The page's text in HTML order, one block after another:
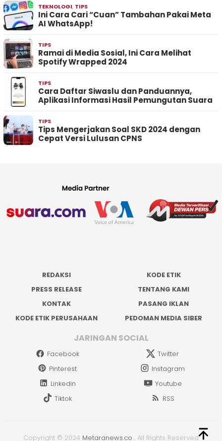
TEKNOLOGI, TIPS
Ini Cara Cari “Cuan” Tambahan Pakai Meta
AI WhatsApp!
TIPS
Ramai di Media Sosial, Ini Cara Melihat
Spotify Wrapped 2024
TIPS
Cara Daftar Siwaslu dan Panduannya,
Aplikasi Informasi Hasil Pemungutan Suara
TIPS
Tips Mengerjakan Soal SKD 2024 dengan
Cepat Versi Lulusan CPNS
REDAKSI
KODE ETIK
PRESS RELEASE
TENTANG KAMI
KONTAK
PASANG IKLAN
KODE ETIK PERUSAHAAN
PEDOMAN MEDIA SIBER
JARINGAN SOCIAL
Facebook
Twitter
Pinterest
Instagram
Linkedin
Youtube
Tiktok
RSS
Copyright © 2024 Metaranews.co . All Rights Reserved